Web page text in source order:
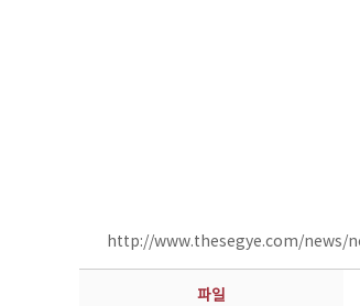
http://www.thesegye.com/news/
파일